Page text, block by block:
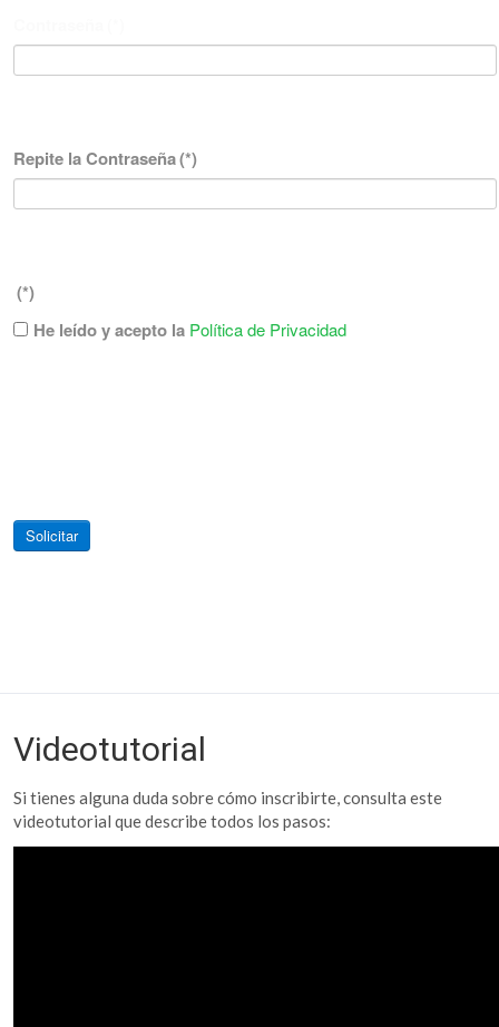
Repite la Contraseña(*)
(*)
He leído y acepto la Política de Privacidad
Videotutorial
Si tienes alguna duda sobre cómo inscribirte, consulta este
videotutorial que describe todos los pasos: